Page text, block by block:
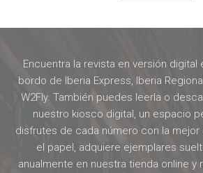
Encuentra la revista en versión digital
bordo de Iberia Express, Iberia
W2Fly. También puedes leerla o
nuestro kiosco digital, un espacio
disfrutes de cada número con la
el papel, adquiere ejemplares
anualmente en nuestra tienda online